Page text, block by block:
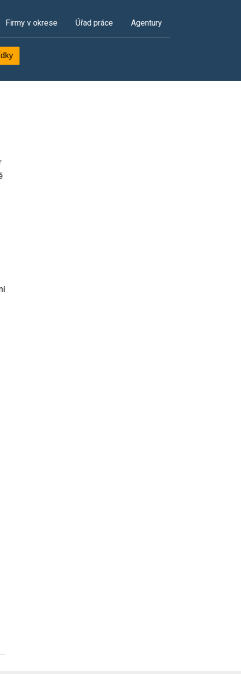
Firmy v okrese Úřad práce Agentury